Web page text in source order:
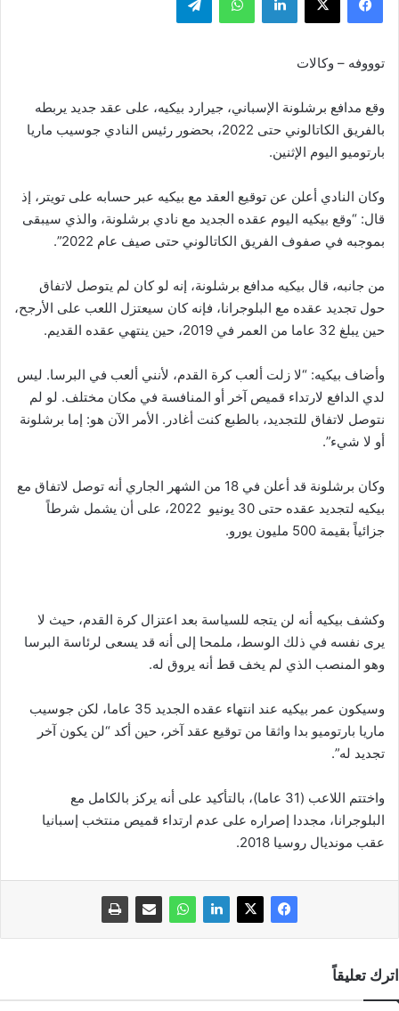
توووفه – وكالات
وقع مدافع برشلونة الإسباني، جيرارد بيكيه، على عقد جديد يربطه
بالفريق الكاتالوني حتى 2022، بحضور رئيس النادي جوسيب ماريا
بارتوميو اليوم الإثنين.
وكان النادي أعلن عن توقيع العقد مع بيكيه عبر حسابه على تويتر، إذ
قال: “وقع بيكيه الیوم عقده الجديد مع نادي برشلونة، والذي سیبقی
بموجبه في صفوف الفریق الكاتالوني حتی صیف عام 2022”.
من جانبه، قال بيكيه مدافع برشلونة، إنه لو كان لم يتوصل لاتفاق
حول تجديد عقده مع البلوجرانا، فإنه كان سيعتزل اللعب على الأرجح،
حين يبلغ 32 عاما من العمر في 2019، حين ينتهي عقده القديم.
وأضاف بيكيه: “لا زلت ألعب كرة القدم، لأنني ألعب في البرسا. ليس
لدي الدافع لارتداء قميص آخر أو المنافسة في مكان مختلف. لو لم
نتوصل لاتفاق للتجديد، بالطبع كنت أغادر. الأمر الآن هو: إما برشلونة
أو لا شيء”.
وكان برشلونة قد أعلن في 18 من الشهر الجاري أنه توصل لاتفاق مع
بيكيه لتجديد عقده حتى 30 يونيو 2022، على أن يشمل شرطاً
جزائياً بقيمة 500 مليون يورو.
وكشف بيكيه أنه لن يتجه للسياسة بعد اعتزال كرة القدم، حيث لا
يرى نفسه في ذلك الوسط، ملمحا إلى أنه قد يسعى لرئاسة البرسا
وهو المنصب الذي لم يخف قط أنه يروق له.
وسيكون عمر بيكيه عند انتهاء عقده الجديد 35 عاما، لكن جوسيب
ماريا بارتوميو بدا واثقا من توقيع عقد آخر، حين أكد “لن يكون آخر
تجديد له”.
واختتم اللاعب (31 عاما)، بالتأكيد على أنه يركز بالكامل مع
البلوجرانا، مجددا إصراره على عدم ارتداء قميص منتخب إسبانيا
عقب مونديال روسيا 2018.
اترك تعليقاً